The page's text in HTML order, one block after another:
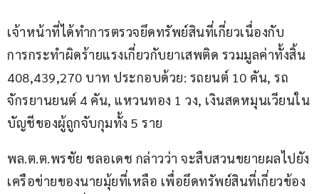
เจ้าหน้าที่ได้ทำการตรวจยึดทรัพย์สินที่เกี่ยวเนื่องกับ
การกระทำผิดร้ายแรงเกี่ยวกับยาเสพติด รวมมูลค่าทั้งสิ้น
408,439,270 บาท ประกอบด้วย: รถยนต์ 10 คัน, รถ
จักรยานยนต์ 4 คัน, แหวนทอง 1 วง, เงินสดหมุนเวียนใน
บัญชีของผู้ถูกจับกุมทั้ง 5 ราย
พล.ต.ต.พรชัย ชลอเดช กล่าวว่า จะสืบสวนขยายผลไปยัง
เครือข่ายของนายมุ้ยที่เหลือ เพื่อยึดทรัพย์สินที่เกี่ยวข้อง